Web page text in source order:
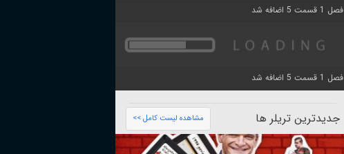
فصل 1 قسمت 5 اضافه شد
فصل 1 قسمت 5 اضافه شد
جدیدترین تریلر ها مشاهده لیست کامل >>